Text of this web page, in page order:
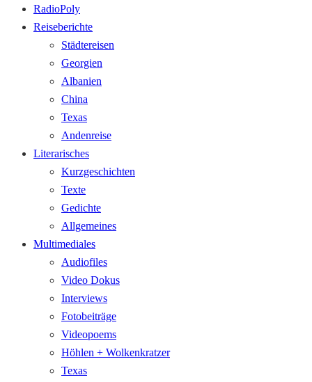
RadioPoly
Reiseberichte
Städtereisen
Georgien
Albanien
China
Texas
Andenreise
Literarisches
Kurzgeschichten
Texte
Gedichte
Allgemeines
Multimediales
Audiofiles
Video Dokus
Interviews
Fotobeiträge
Videopoems
Höhlen + Wolkenkratzer
Texas